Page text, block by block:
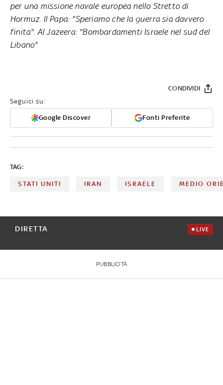
per una missione navale europea nello Stretto di
Hormuz. Il Papa: "Speriamo che la guerra sia davvero
finita". Al Jazeera: "Bombardamenti Israele nel sud del
Libano"
Seguici su:
Google Discover Fonti Preferite
CONDIVIDI
TAG:
STATI UNITI IRAN ISRAELE MEDIO
DIRETTA LIVE
PUBBLICITÀ